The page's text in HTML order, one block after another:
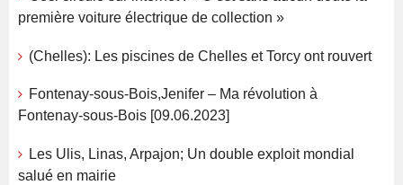
première voiture électrique de collection »
(Chelles): Les piscines de Chelles et Torcy ont rouvert
Fontenay-sous-Bois,Jenifer – Ma révolution à
Fontenay-sous-Bois [09.06.2023]
Les Ulis, Linas, Arpajon; Un double exploit mondial
salué en mairie